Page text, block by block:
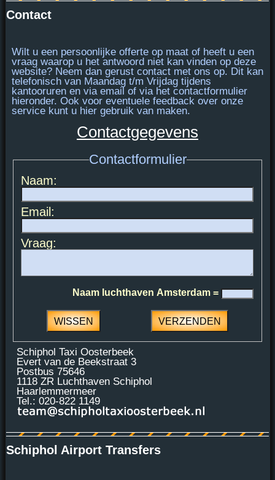
Contact
Wilt u een persoonlijke offerte op maat of heeft u een
vraag waarop u het antwoord niet kan vinden op deze
website? Neem dan gerust contact met ons op. Dit kan
telefonisch van Maandag t/m Vrijdag tijdens
kantoorurenen via email of via het contactformulier
hieronder. Ook voor eventuele feedback over onze
service kunt u hier gebruik van maken.
Contactgegevens
Contactformulier
Naam:
Email:
Vraag:
Naam luchthaven Amsterdam =
Schiphol Taxi Oosterbeek
Evert van de Beekstraat 3
Postbus 75646
1118 ZR Luchthaven Schiphol
Haarlemmermeer
Tel.: 020-822 1149
Schiphol Airport Transfers